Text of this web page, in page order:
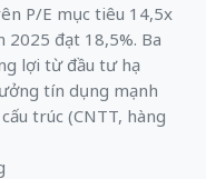
P/E mục tiêu 14,5x
2025 đạt 18,5%. Ba
lợi từ đầu tư hạ
tín dụng mạnh
trúc (CNTT, hàng